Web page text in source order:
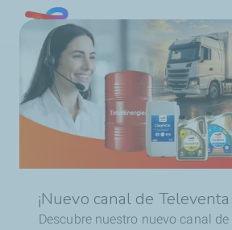
Pasar
al
contenido
principal
¡Nuevo canal de
Descubre nuestro nuevo canal de
Chile
Ruta
de
navegación
Noticias
TotalEnergies, el
l'Ouest y Le Mans Endurance
asociación hasta 2028